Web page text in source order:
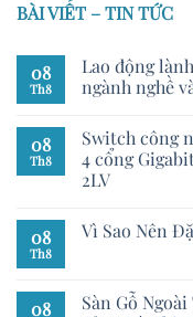
BÀI VIẾT – TIN TỨC
08
Th8
Lao động
ngành nghề
08
Th8
Switch công
4 cổng
2LV
08
Th8
Vì Sao Nên
08
Sàn Gỗ